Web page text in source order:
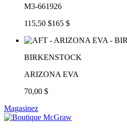
M3-661926
115,50 $165 $
BIRKENSTOCK
ARIZONA EVA
70,00 $
Magasinez